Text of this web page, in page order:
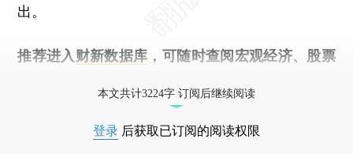
出。
推荐进入 财新数据库 ，可随时查阅宏观经济、股票
本文共计3224字 订阅后继续阅读
登录 后获取已订阅的阅读权限